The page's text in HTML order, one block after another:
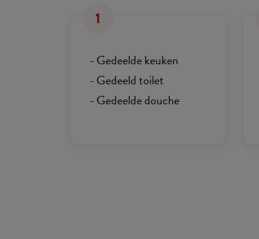
1
- Gedeelde keuken
- Gedeeld toilet
- Gedeelde douche